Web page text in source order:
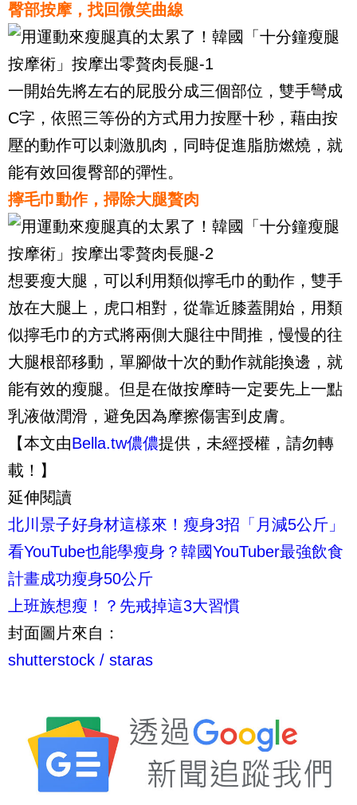
臀部按摩，找回微笑曲線
一開始先將左右的屁股分成三個部位，雙手彎成
C字，依照三等份的方式用力按壓十秒，藉由按
壓的動作可以刺激肌肉，同時促進脂肪燃燒，就
能有效回復臀部的彈性。
擰毛巾動作，掃除大腿贅肉
想要瘦大腿，可以利用類似擰毛巾的動作，雙手
放在大腿上，虎口相對，從靠近膝蓋開始，用類
似擰毛巾的方式將兩側大腿往中間推，慢慢的往
大腿根部移動，單腳做十次的動作就能換邊，就
能有效的瘦腿。但是在做按摩時一定要先上一點
乳液做潤滑，避免因為摩擦傷害到皮膚。
【本文由Bella.tw儂儂提供，未經授權，請勿轉
載！】
延伸閱讀
北川景子好身材這樣來！瘦身3招「月減5公斤」
看YouTube也能學瘦身？韓國YouTuber最強飲食
計畫成功瘦身50公斤
上班族想瘦！？先戒掉這3大習慣
封面圖片來自：
shutterstock / staras